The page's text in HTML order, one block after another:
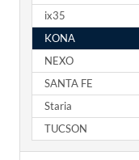
ix35
KONA
NEXO
SANTA FE
Staria
TUCSON